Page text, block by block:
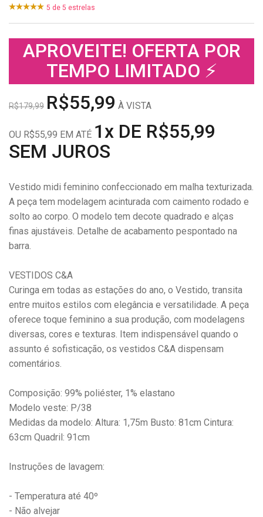
5 de 5 estrelas
APROVEITE! OFERTA POR
TEMPO LIMITADO ⚡
R$179,99 R$55,99 À VISTA
OU R$55,99 EM ATÉ 1x DE R$55,99
SEM JUROS
Vestido midi feminino confeccionado em malha texturizada.
A peça tem modelagem acinturada com caimento rodado e
solto ao corpo. O modelo tem decote quadrado e alças
finas ajustáveis. Detalhe de acabamento pespontado na
barra.
VESTIDOS C&A
Curinga em todas as estações do ano, o Vestido, transita
entre muitos estilos com elegância e versatilidade. A peça
oferece toque feminino a sua produção, com modelagens
diversas, cores e texturas. Item indispensável quando o
assunto é sofisticação, os vestidos C&A dispensam
comentários.
Composição: 99% poliéster, 1% elastano
Modelo veste: P/38
Medidas da modelo: Altura: 1,75m Busto: 81cm Cintura:
63cm Quadril: 91cm
Instruções de lavagem:
- Temperatura até 40º
- Não alvejar